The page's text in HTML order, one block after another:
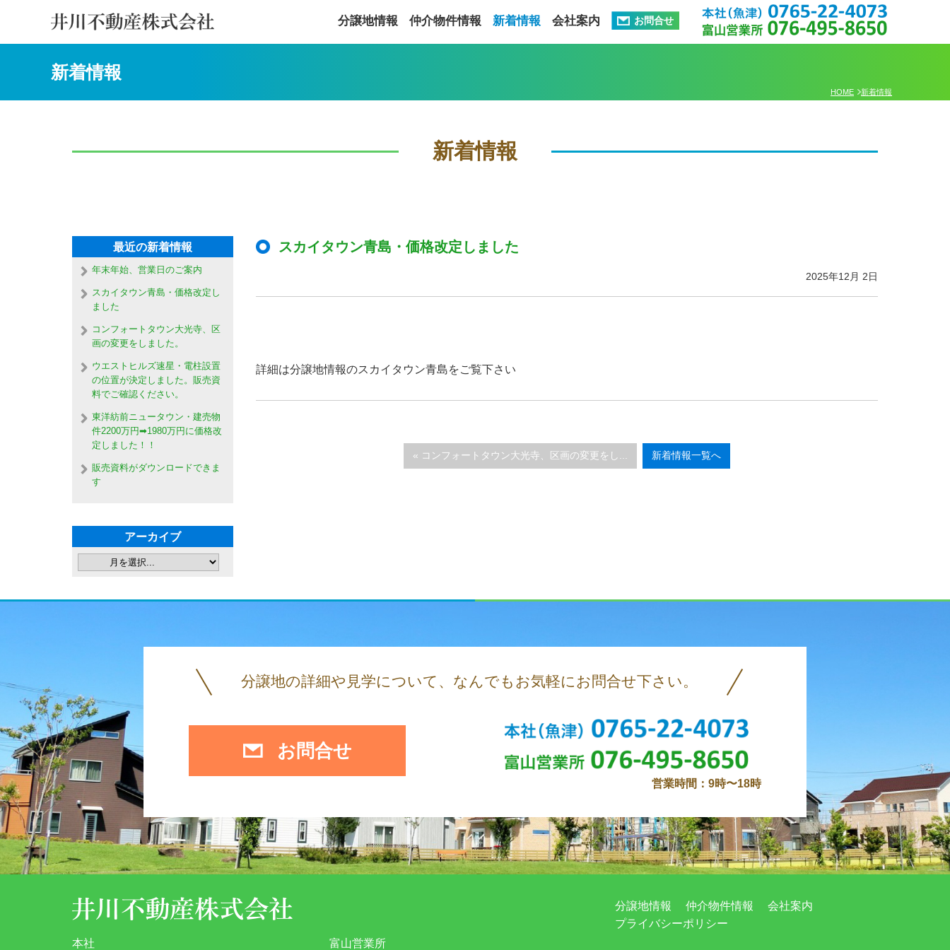
分譲地情報 仲介物件情報 新着情報 会社案内 お問合せ
新着情報
HOME 新着情報
新着情報
スカイタウン青島・価格改定しました
2025年12月 2日
詳細は分譲地情報のスカイタウン青島をご覧下さい
« コンフォートタウン大光寺、区画の変更をし... 新着情報一覧へ
最近の新着情報
年末年始、営業日のご案内
スカイタウン青島・価格改定し
ました
コンフォートタウン大光寺、区
画の変更をしました。
ウエストヒルズ速星・電柱設置
の位置が決定しました。販売資
料でご確認ください。
東洋紡前ニュータウン・建売物
件2200万円➡1980万円に価格改
定しました！！
販売資料がダウンロードできま
す
アーカイブ
分譲地の詳細や見学について、 なんでもお気軽にお問合せ下さい。
お問合せ
営業時間：9時〜18時
本社 富山営業所
分譲地情報 仲介物件情報
会社案内
プライバシーポリシー